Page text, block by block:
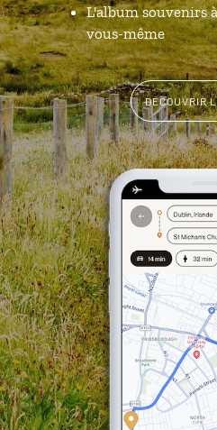
L'album souvenirs
vous-même
DÉCOUVRIR